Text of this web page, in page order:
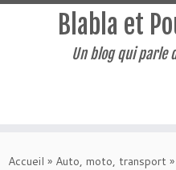
au
Blabla et
Un blog qui parle
Accueil » Auto, moto, transport »